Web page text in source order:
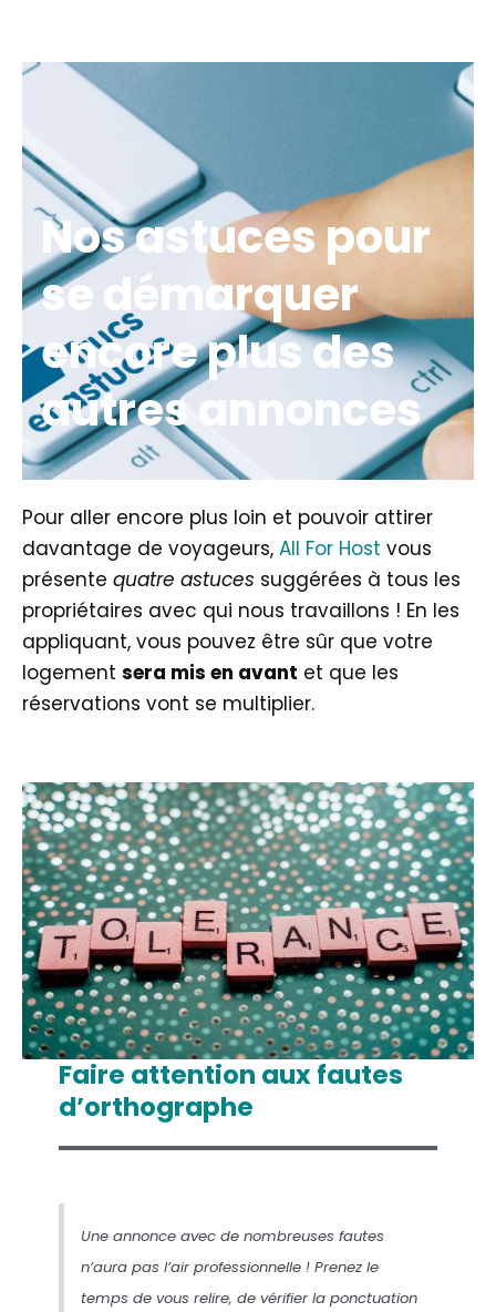
Nos astuces pour
se démarquer
encore plus des
autres annonces
Pour aller encore plus loin et pouvoir attirer
davantage de voyageurs, All For Host vous
présente quatre astuces suggérées à tous les
propriétaires avec qui nous travaillons ! En les
appliquant, vous pouvez être sûr que votre
logement sera mis en avant et que les
réservations vont se multiplier.
Faire attention aux fautes
d’orthographe
Une annonce avec de nombreuses fautes
n’aura pas l’air professionnelle ! Prenez le
temps de vous relire, de vérifier la ponctuation